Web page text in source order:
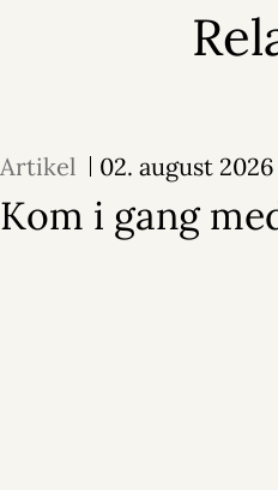
Artikel 02. august 2026
Kom i gang